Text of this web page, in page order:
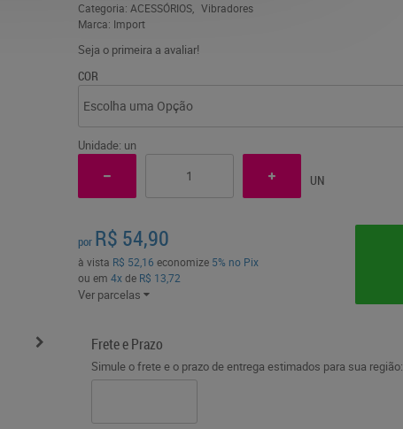
Categoria: ACESSÓRIOS
Vibradores
Marca: Import
Seja o primeira a avaliar!
COR
Unidade: un
UN
por R$ 54,90
à vista R$ 52,16 economize 5% no Pix
ou em 4xde R$ 13,72
Ver parcelas
Frete e Prazo
Simule o frete e o prazo de entrega estimados para sua região: